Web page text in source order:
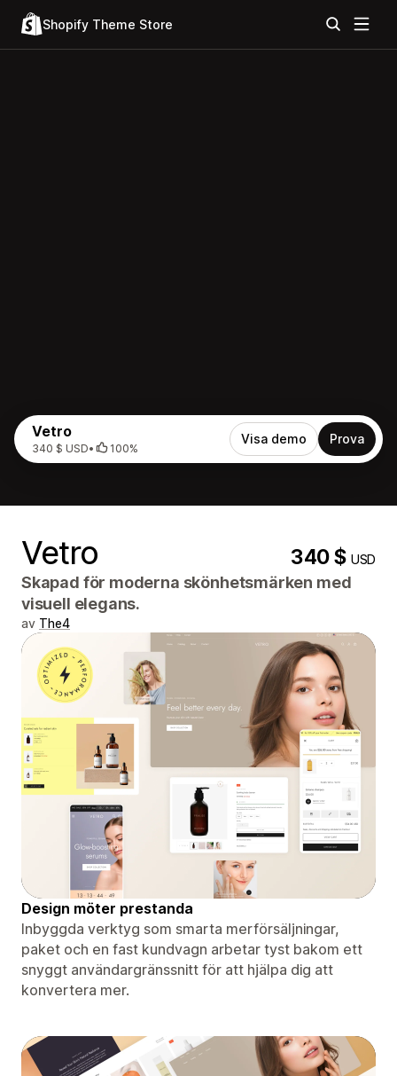
Shopify Theme Store
Vetro
340 $ USD• 100%
Visa demo Prova
Vetro 340 $USD
Skapad för moderna skönhetsmärken med
visuell elegans.
av The4
Design möter prestanda
Inbyggda verktyg som smarta merförsäljningar,
paket och en fast kundvagn arbetar tyst bakom ett
snyggt användargränssnitt för att hjälpa dig att
konvertera mer.